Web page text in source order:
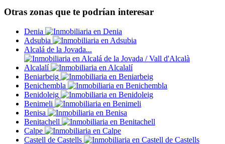
Otras zonas que te podrían interesar
Denia
Adsubia
Alcalá de la Jovada...
Alcalalí
Beniarbeig
Benichembla
Benidoleig
Benimeli
Benisa
Benitachell
Calpe
Castell de Castells